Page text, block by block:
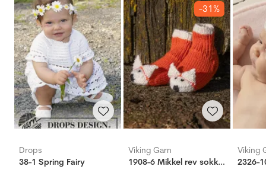
Drops
38-1 Spring Fairy
-31%
Viking Garn
1908-6 Mikkel rev sokken
Viking
2326-